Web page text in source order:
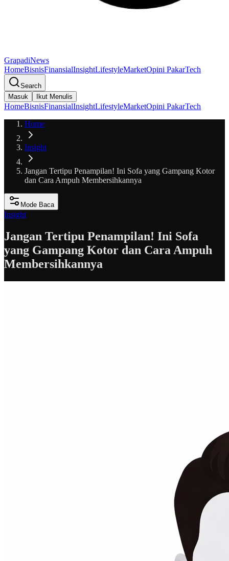
GrapadiNews
HomeBisnisFinansialInsightLifestyleMarketOpini PakarTech
Search
Masuk
Ikut Menulis
HomeBisnisFinansialInsightLifestyleMarketOpini PakarTech
Home
Insight
Jangan Tertipu Penampilan! Ini Sofa yang Gampang Kotor
dan Cara Ampuh Membersihkannya
Mode Baca
Insight
Jangan Tertipu Penampilan! Ini Sofa
yang Gampang Kotor dan Cara Ampuh
Membersihkannya